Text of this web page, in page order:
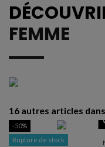
FEMME
16 autres articles
-50%
Rupture de stock